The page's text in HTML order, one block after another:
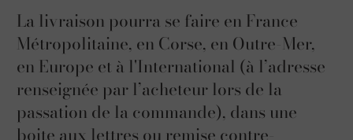
La livraison pourra se faire en France
Métropolitaine, en Corse, en Outre-Mer,
en Europe et à l'International (à l’adresse
renseignée par l’acheteur lors de la
passation de la commande), dans une
boite aux lettres ou remise contre-